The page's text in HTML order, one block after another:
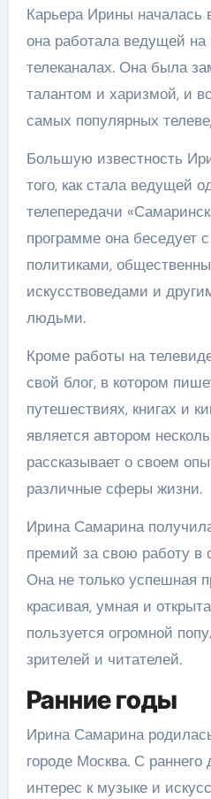
Карьера Ирины началась
она работала ведущей на
телеканалах. Она была
талантом и харизмой, и
самых популярных
Большую известность
того, как стала ведущей
телепередачи
программе она беседует
политиками,
искусствоведами и
людьми.
Кроме работы на
свой блог, в котором
путешествиях, книгах и
является автором
рассказывает о своем
различные сферы жизни.
Ирина Самарина
премий за свою работу в
Она не только успешная
красивая, умная и
пользуется огромной
зрителей и читателей.
Ранние годы
Ирина Самарина
городе Москва. С раннего
интерес к музыке и